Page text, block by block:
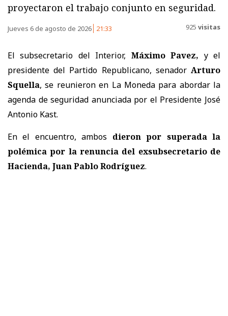
proyectaron el trabajo conjunto en seguridad.
Jueves 6 de agosto de 2026 21:33 925 visitas
El subsecretario del Interior, Máximo Pavez, y el
presidente del Partido Republicano, senador Arturo
Squella, se reunieron en La Moneda para abordar la
agenda de seguridad anunciada por el Presidente José
Antonio Kast.
En el encuentro, ambos dieron por superada la
polémica por la renuncia del exsubsecretario de
Hacienda, Juan Pablo Rodríguez.